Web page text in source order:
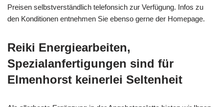
Preisen selbstverständlich telefonsich zur Verfügung. Infos zu
den Konditionen entnehmen Sie ebenso gerne der Homepage.
Reiki Energiearbeiten,
Spezialanfertigungen sind für
Elmenhorst keinerlei Seltenheit